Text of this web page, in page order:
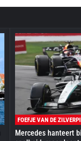
FOEFJE VAN DE
Mercedes hanteert